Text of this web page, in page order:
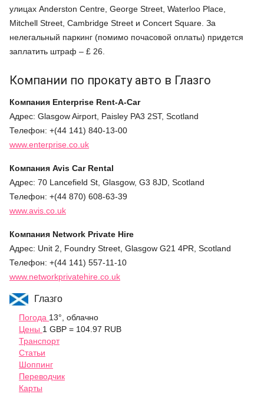
улицах Anderston Centre, George Street, Waterloo Place,
Mitchell Street, Cambridge Street и Concert Square. За
нелегальный паркинг (помимо почасовой оплаты) придется
заплатить штраф – £ 26.
Компании по прокату авто в Глазго
Компания Enterprise Rent-A-Car
Адрес: Glasgow Airport, Paisley PA3 2ST, Scotland
Телефон: +(44 141) 840-13-00
www.enterprise.co.uk
Компания Avis Car Rental
Адрес: 70 Lancefield St, Glasgow, G3 8JD, Scotland
Телефон: +(44 870) 608-63-39
www.avis.co.uk
Компания Network Private Hire
Адрес: Unit 2, Foundry Street, Glasgow G21 4PR, Scotland
Телефон: +(44 141) 557-11-10
www.networkprivatehire.co.uk
Глазго
Погода 13°, облачно
Цены 1 GBP = 104.97 RUB
Транспорт
Статьи
Шоппинг
Переводчик
Карты